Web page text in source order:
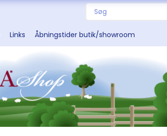
Links Åbningstider butik/showroom